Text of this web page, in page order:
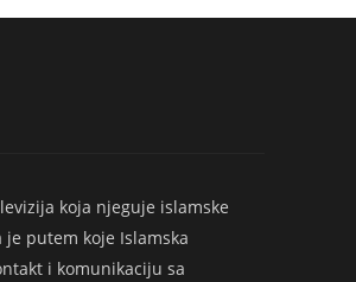
koja njeguje islamske
putem koje Islamska
i komunikaciju sa